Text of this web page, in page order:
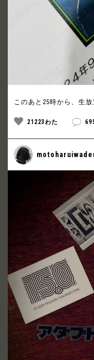
このあと25時から、生
21223わた